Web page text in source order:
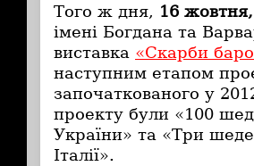
Того ж дня, 16 жовтня,
імені Богдана та
виставка «Скарби
наступним етапом
започаткованого у
проекту були «100
України» та «Три
Італії».